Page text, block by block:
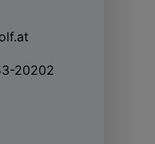
20202